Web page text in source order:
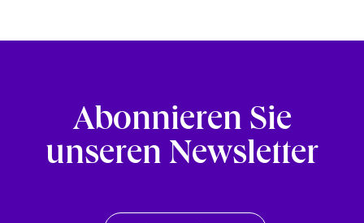
Abonnieren Sie
unseren Newsletter